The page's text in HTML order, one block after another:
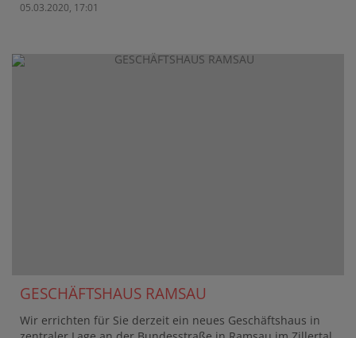
05.03.2020, 17:01
GESCHÄFTSHAUS RAMSAU
Wir errichten für Sie derzeit ein neues Geschäftshaus in